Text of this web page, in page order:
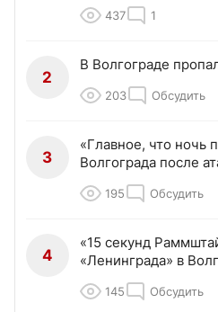
437 1
2
В Волгограде
203 Обсудить
3
«Главное, что ночь
Волгограда после
195 Обсудить
4
«15 секунд
«Ленинграда» в
145 Обсудить